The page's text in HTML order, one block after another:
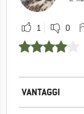
1 0
VANTAGGI